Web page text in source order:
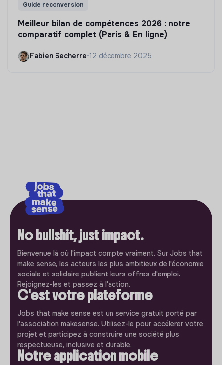
Guide reconversion
Meilleur bilan de compétences 2026 : notre
comparatif complet (Paris & En ligne)
Fabien Secherre•12 décembre 2025
No bullshit, just impact.
Bienvenue là où l'impact compte vraiment. Sur Jobs that
make sense, les acteurs les plus ambitieux de l'économie
sociale et solidaire publient leurs offres d'emploi.
Rejoignez-les et passez à l'action.
C'est votre plateforme
Jobs that make sense est un service gratuit porté par
l'association makesense. Utilisez-le pour accélerer votre
projet et participez à construire une société plus
respectueuse, inclusive et durable.
Notre application mobile